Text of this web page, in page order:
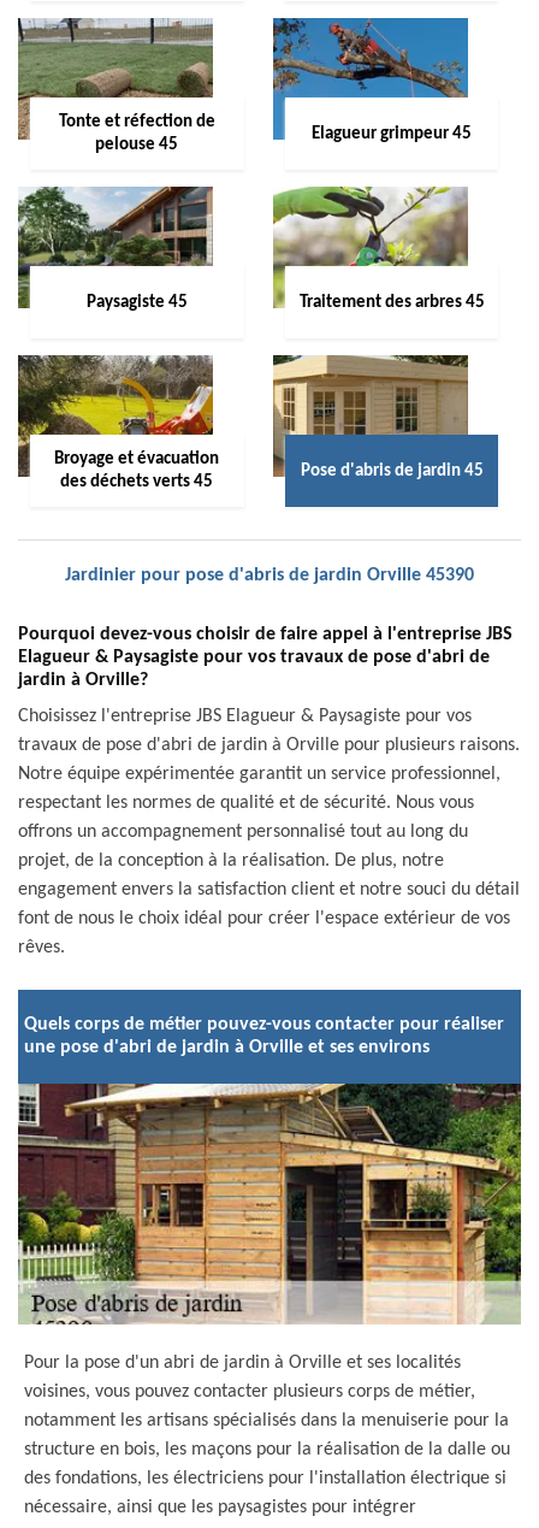
Tonte et réfection de
pelouse 45
Elagueur grimpeur 45
Paysagiste 45 Traitement des arbres 45
Broyage et évacuation
des déchets verts 45
Pose d'abris de jardin 45
Jardinier pour pose d'abris de jardin Orville 45390
Pourquoi devez-vous choisir de faire appel à l'entreprise JBS
Elagueur & Paysagiste pour vos travaux de pose d'abri de
jardin à Orville?
Choisissez l'entreprise JBS Elagueur & Paysagiste pour vos
travaux de pose d'abri de jardin à Orville pour plusieurs raisons.
Notre équipe expérimentée garantit un service professionnel,
respectant les normes de qualité et de sécurité. Nous vous
offrons un accompagnement personnalisé tout au long du
projet, de la conception à la réalisation. De plus, notre
engagement envers la satisfaction client et notre souci du détail
font de nous le choix idéal pour créer l'espace extérieur de vos
rêves.
Quels corps de métier pouvez-vous contacter pour réaliser
une pose d'abri de jardin à Orville et ses environs
Pour la pose d'un abri de jardin à Orville et ses localités
voisines, vous pouvez contacter plusieurs corps de métier,
notamment les artisans spécialisés dans la menuiserie pour la
structure en bois, les maçons pour la réalisation de la dalle ou
des fondations, les électriciens pour l'installation électrique si
nécessaire, ainsi que les paysagistes pour intégrer